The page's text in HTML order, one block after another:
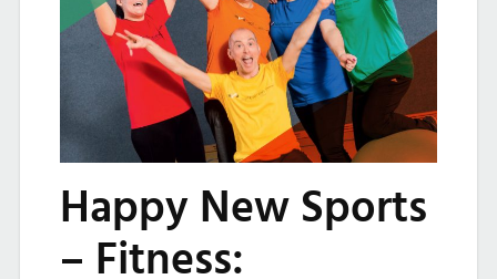
Happy New Sports
– Fitness: